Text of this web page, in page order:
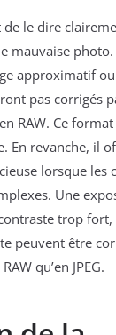
le dire
mauvaise
approximatif
pas corrigés
RAW. Ce
En revanche, il
lorsque les
Une
trop fort,
peuvent être
qu’en JPEG.